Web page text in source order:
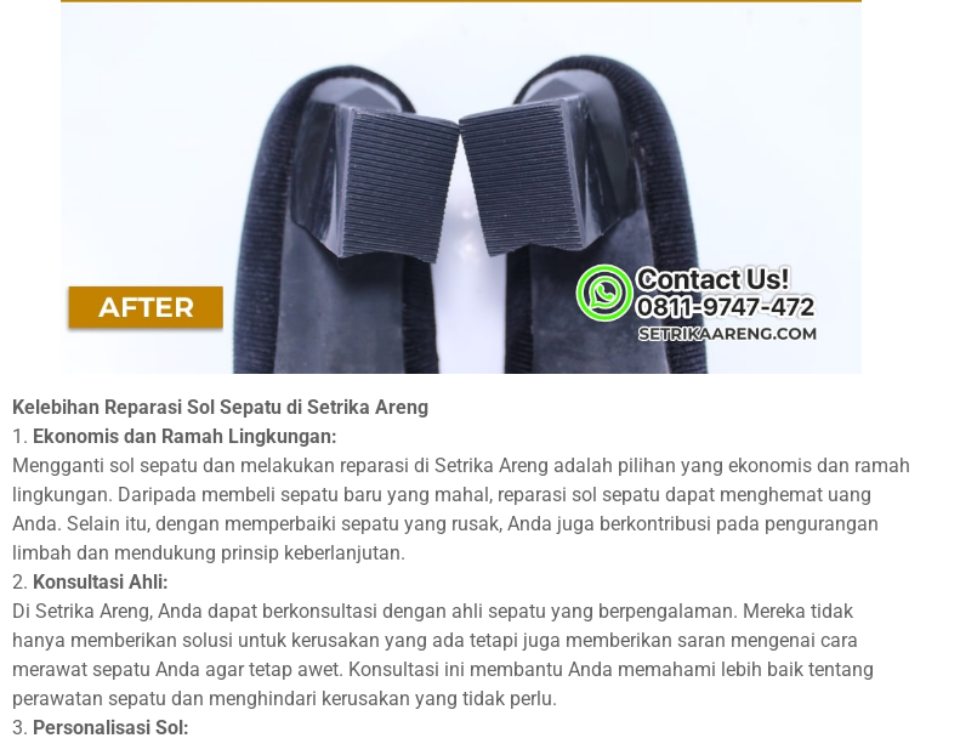
Kelebihan Reparasi Sol Sepatu di Setrika Areng
1. Ekonomis dan Ramah Lingkungan:
Mengganti sol sepatu dan melakukan reparasi di Setrika Areng adalah pilihan yang ekonomis dan ramah
lingkungan. Daripada membeli sepatu baru yang mahal, reparasi sol sepatu dapat menghemat uang
Anda. Selain itu, dengan memperbaiki sepatu yang rusak, Anda juga berkontribusi pada pengurangan
limbah dan mendukung prinsip keberlanjutan.
2. Konsultasi Ahli:
Di Setrika Areng, Anda dapat berkonsultasi dengan ahli sepatu yang berpengalaman. Mereka tidak
hanya memberikan solusi untuk kerusakan yang ada tetapi juga memberikan saran mengenai cara
merawat sepatu Anda agar tetap awet. Konsultasi ini membantu Anda memahami lebih baik tentang
perawatan sepatu dan menghindari kerusakan yang tidak perlu.
3. Personalisasi Sol: